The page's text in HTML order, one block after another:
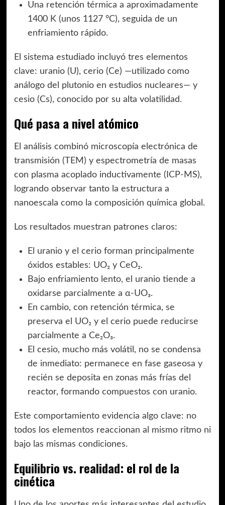
Una retención térmica a aproximadamente
1400 K (unos 1127 °C), seguida de un
enfriamiento rápido.
El sistema estudiado incluyó tres elementos
clave: uranio (U), cerio (Ce) —utilizado como
análogo del plutonio en estudios nucleares— y
cesio (Cs), conocido por su alta volatilidad.
Qué pasa a nivel atómico
El análisis combinó microscopía electrónica de
transmisión (TEM) y espectrometría de masas
con plasma acoplado inductivamente (ICP-MS),
logrando observar tanto la estructura a
nanoescala como la composición química global.
Los resultados muestran patrones claros:
El uranio y el cerio forman principalmente
óxidos estables: UO₂ y CeO₂.
Bajo enfriamiento lento, el uranio tiende a
oxidarse parcialmente a α-UO₃.
En cambio, con retención térmica, se
preserva el UO₂ y el cerio puede reducirse
parcialmente a Ce₂O₃.
El cesio, mucho más volátil, no se condensa
de inmediato: permanece en fase gaseosa y
recién se deposita en zonas más frías del
reactor, formando compuestos con uranio.
Este comportamiento evidencia algo clave: no
todos los elementos reaccionan al mismo ritmo ni
bajo las mismas condiciones.
Equilibrio vs. realidad: el rol de la
cinética